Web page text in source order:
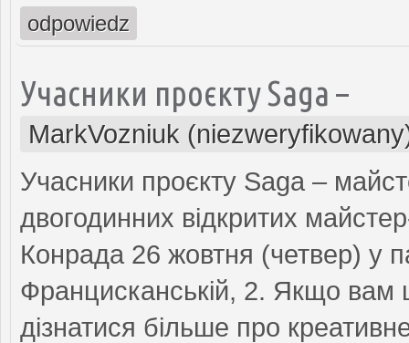
odpowiedz
Учасники проєкту Saga –
MarkVozniuk
Учасники проєкту Saga –
двогодинних відкритих
Конрада 26 жовтня (четвер) у
Францисканській, 2. Якщо вам
дізнатися більше про